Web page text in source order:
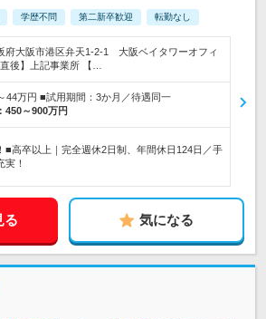
学歴不問 第二新卒歓迎 転勤なし
府大阪市港区弁天1-2-1 大阪ベイタワーオフィ
後】上記事業所 【…
44万円 ■試用期間：3か月／待遇同一
450～900万円
■高卒以上｜完全週休2日制、年間休日124日／手
実！
る 気になる